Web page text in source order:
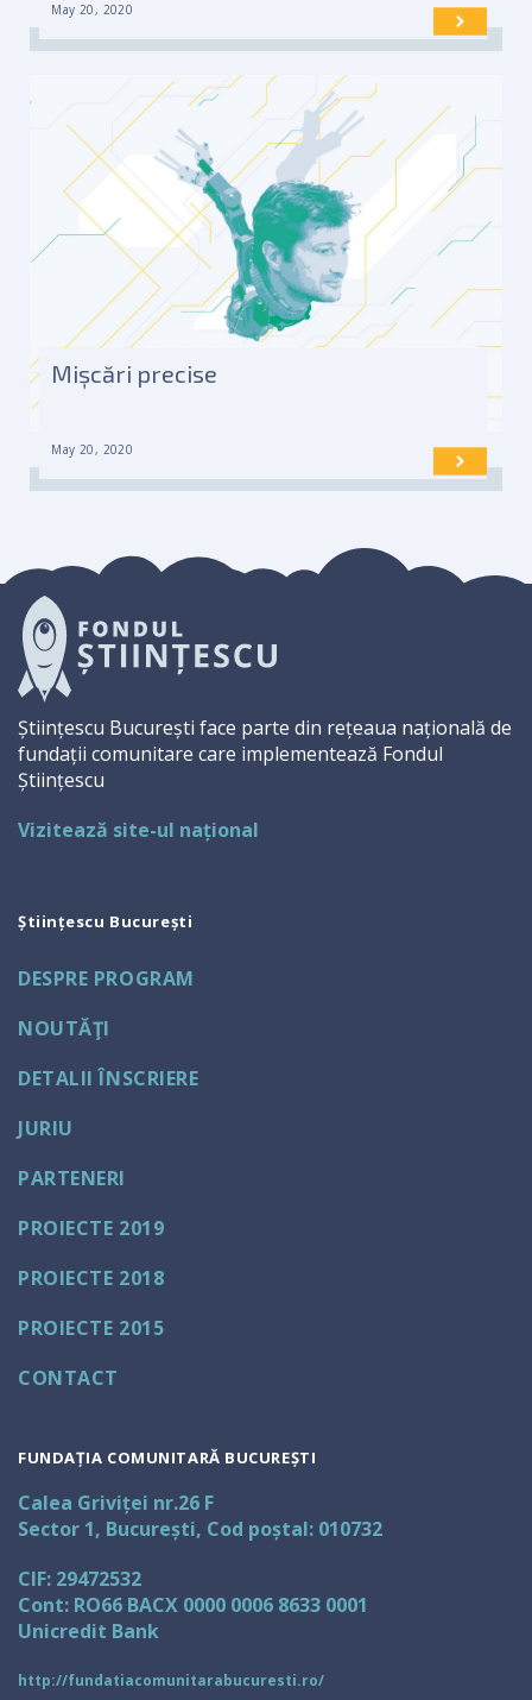
May 20, 2020
Mișcări precise
May 20, 2020
Științescu București face parte din rețeaua națională de
fundații comunitare care implementează Fondul
Științescu
Vizitează site-ul național
Științescu București
DESPRE PROGRAM
NOUTĂŢI
DETALII ÎNSCRIERE
JURIU
PARTENERI
PROIECTE 2019
PROIECTE 2018
PROIECTE 2015
CONTACT
FUNDAȚIA COMUNITARĂ BUCUREȘTI
Calea Griviței nr.26 F
Sector 1, București, Cod poștal: 010732
CIF: 29472532
Cont: RO66 BACX 0000 0006 8633 0001
Unicredit Bank
http://fundatiacomunitarabucuresti.ro/